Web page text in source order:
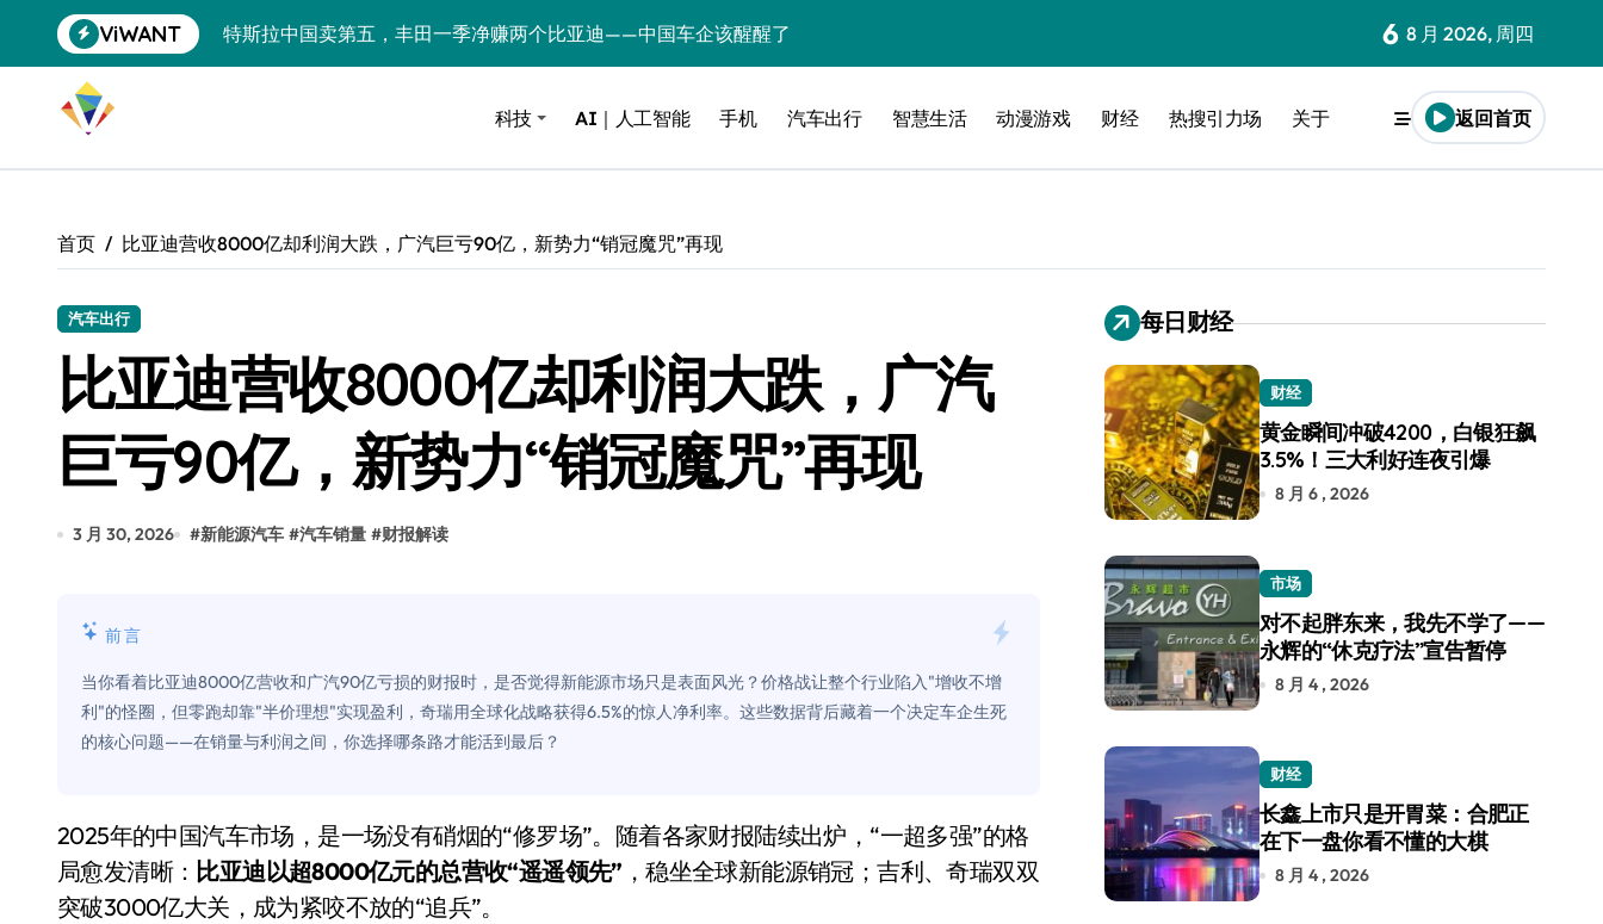
到
ViWANT
特斯拉中国卖第五，丰田一季净赚两个比亚迪——中国车企该醒醒了
Xbox七月大崩盘：裁员3200、卖工作室、网络瘫了，微软这次真急了
《我的世界》登陆Switch 2：画质大跃进，但鼠标操控才是真·杀手锏？
全球最小U盘，容量却碾压iPhone 17顶配？闪迪这波操作太狠了
召回X9、合作大众遇冷、高端梦碎：小鹏的“多事之夏”
比Model 3便宜？不，比Model 3有面儿——试驾雷克萨斯ES 500e
550亿美金！沙特把EA买了，但背了200亿的债
你的U盘格式对了吗？详解exFAT和NTFS的终极对决
维修店最怕的“作死”操作：把手机塞冰箱，你中招了吗？
从“卖电视”到“定规则”：海信拿下RGB-Mini LED全球话语权
对不起胖东来，我先不学了——永辉的“休克疗法”宣告暂停
6 8 月 2026, 周四
科技 AI｜人工智能 手机 汽车出行 智慧生活 动漫游戏 财经 热搜引力场 关于 返回首页
首页 比亚迪营收8000亿却利润大跌，广汽巨亏90亿，新势力“销冠魔咒”再现
汽车出行
比亚迪营收8000亿却利润大跌，广汽
巨亏90亿，新势力“销冠魔咒”再现
3 月 30, 2026 #新能源汽车 #汽车销量 #财报解读
前言
当你看着比亚迪8000亿营收和广汽90亿亏损的财报时，是否觉得新能源市场只是表面风光？价格战让整个行业陷入"增收不增
利"的怪圈，但零跑却靠"半价理想"实现盈利，奇瑞用全球化战略获得6.5%的惊人净利率。这些数据背后藏着一个决定车企生死
的核心问题——在销量与利润之间，你选择哪条路才能活到最后？
2025年的中国汽车市场，是一场没有硝烟的“修罗场”。随着各家财报陆续出炉，“一超多强”的格
局愈发清晰： 比亚迪以超8000亿元的总营收“遥遥领先” ，稳坐全球新能源销冠；吉利、奇瑞双双
突破3000亿大关，成为紧咬不放的“追兵”。
每日财经
财经
黄金瞬间冲破4200，白银狂飙
3.5%！三大利好连夜引爆
8 月 6 , 2026
市场
对不起胖东来，我先不学了——
永辉的“休克疗法”宣告暂停
8 月 4 , 2026
财经
长鑫上市只是开胃菜：合肥正
在下一盘你看不懂的大棋
8 月 4 , 2026